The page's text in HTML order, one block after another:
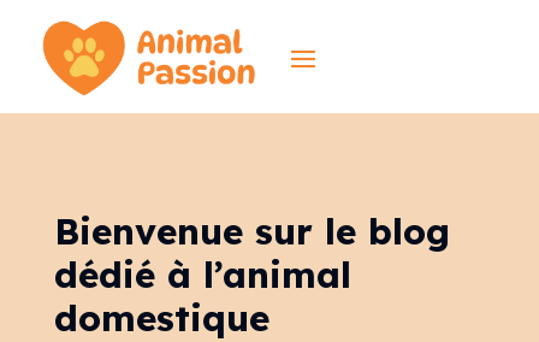
Bienvenue sur le blog
dédié à l’animal
domestique